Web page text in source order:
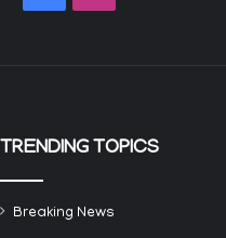
TRENDING TOPICS
Breaking News